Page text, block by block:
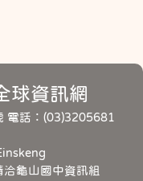
球資訊網
電話：(03)3205681
龜山國中資訊組